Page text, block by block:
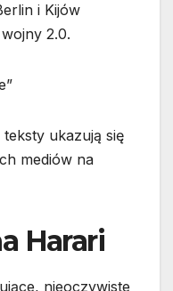
i Kijów
2.0.
ukazują się
mediów na
Harari
nieoczywiste